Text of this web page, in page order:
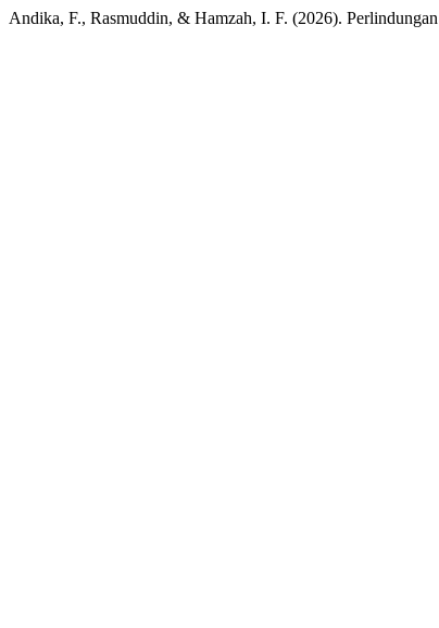
Andika, F., Rasmuddin, & Hamzah, I. F. (2026).